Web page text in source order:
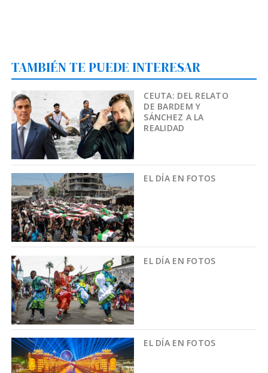
TAMBIÉN TE PUEDE INTERESAR
CEUTA: DEL RELATO
DE BARDEM Y
SÁNCHEZ A LA
REALIDAD
EL DÍA EN FOTOS
EL DÍA EN FOTOS
EL DÍA EN FOTOS